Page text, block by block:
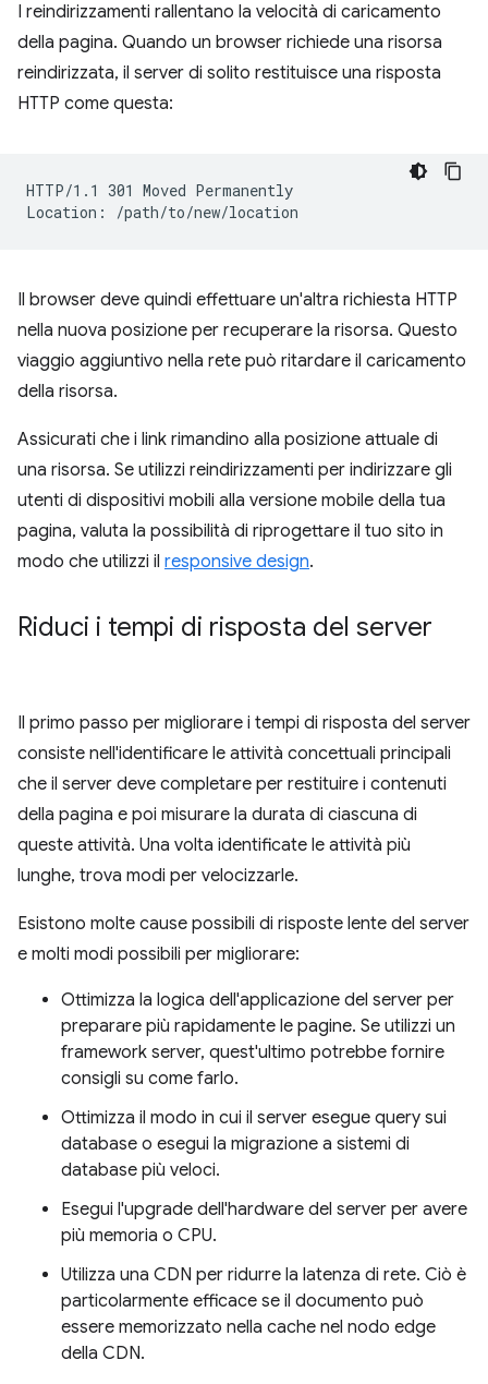
I reindirizzamenti rallentano la velocità di caricamento
della pagina. Quando un browser richiede una risorsa
reindirizzata, il server di solito restituisce una risposta
HTTP come questa:
HTTP/1.1 301 Moved Permanently
Il browser deve quindi effettuare un'altra richiesta HTTP
nella nuova posizione per recuperare la risorsa. Questo
viaggio aggiuntivo nella rete può ritardare il caricamento
della risorsa.
Assicurati che i link rimandino alla posizione attuale di
una risorsa. Se utilizzi reindirizzamenti per indirizzare gli
utenti di dispositivi mobili alla versione mobile della tua
pagina, valuta la possibilità di riprogettare il tuo sito in
modo che utilizzi il responsive design.
Riduci i tempi di risposta del server
Il primo passo per migliorare i tempi di risposta del server
consiste nell'identificare le attività concettuali principali
che il server deve completare per restituire i contenuti
della pagina e poi misurare la durata di ciascuna di
queste attività. Una volta identificate le attività più
lunghe, trova modi per velocizzarle.
Esistono molte cause possibili di risposte lente del server
e molti modi possibili per migliorare:
Ottimizza la logica dell'applicazione del server per
preparare più rapidamente le pagine. Se utilizzi un
framework server, quest'ultimo potrebbe fornire
consigli su come farlo.
Ottimizza il modo in cui il server esegue query sui
database o esegui la migrazione a sistemi di
database più veloci.
Esegui l'upgrade dell'hardware del server per avere
più memoria o CPU.
Utilizza una CDN per ridurre la latenza di rete. Ciò è
particolarmente efficace se il documento può
essere memorizzato nella cache nel nodo edge
della CDN.